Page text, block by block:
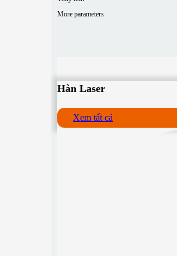
More parameters
Hàn Laser
Xem tất cả